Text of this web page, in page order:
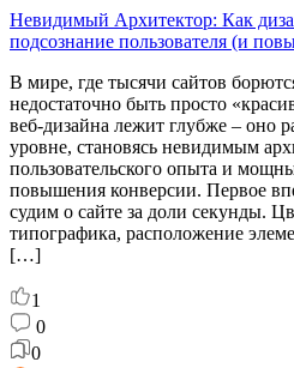
Невидимый Архитектор: Как
подсознание пользователя (и
В мире, где тысячи сайтов
недостаточно быть просто
веб-дизайна лежит глубже – оно
уровне, становясь невидимым
пользовательского опыта и
повышения конверсии. Первое
судим о сайте за доли секунды.
типографика, расположение
[…]
1
0
0